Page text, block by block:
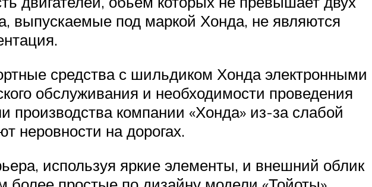
выпускаемые под маркой Хонда, не являются
средства с шильдиком Хонда электронными
обслуживания и необходимости проведения
компании «Хонда» из-за слабой
неровности на дорогах.
используя яркие элементы, и внешний облик